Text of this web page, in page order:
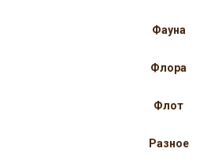
Фауна
Флора
Флот
Разное